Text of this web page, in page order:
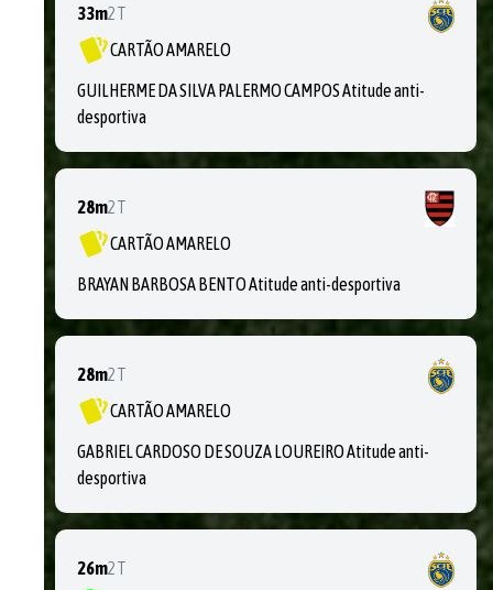
33m2T
CARTÃO AMARELO
GUILHERME DA SILVA PALERMO CAMPOS Atitude anti-
desportiva
28m2T
CARTÃO AMARELO
BRAYAN BARBOSA BENTO Atitude anti-desportiva
28m2T
CARTÃO AMARELO
GABRIEL CARDOSO DE SOUZA LOUREIRO Atitude anti-
desportiva
26m2T